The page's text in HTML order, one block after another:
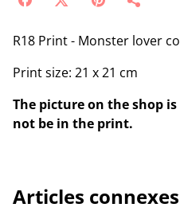
R18 Print - Monster lover
Print size: 21 x 21 cm
The picture on the shop
not be in the print.
Articles connexes